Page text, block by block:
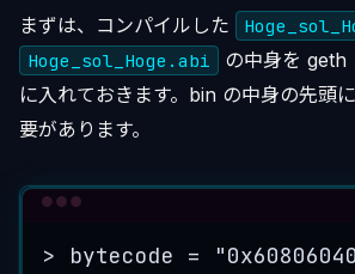
まずは、コンパイルした
Hoge_sol_Hoge.abi
の中身を geth
に入れておきます。bin の中身の先頭に
要があります。
> bytecode = "